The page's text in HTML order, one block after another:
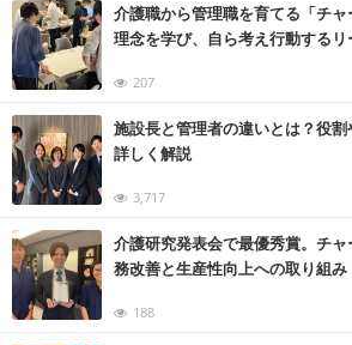
介護職から管理職を育てる「チャ
理念を学び、自ら考え行動するリ
207
施設長と管理者の違いとは？役
詳しく解説
3,717
介護研究発表会で最優秀賞。チ
務改善と生産性向上への取り組み
188